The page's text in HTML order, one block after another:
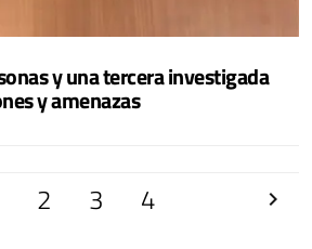
y una tercera investigada
y amenazas
2 3 4